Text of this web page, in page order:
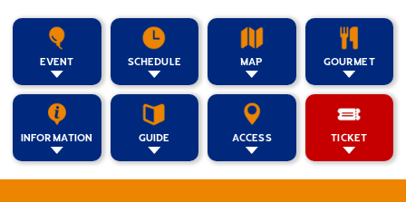
EVENT SCHEDULE MAP GOURMET
INFORMATION GUIDE ACCESS TICKET